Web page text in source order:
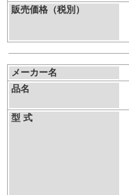
販売価格（税別）
メーカー名
品名
型 式